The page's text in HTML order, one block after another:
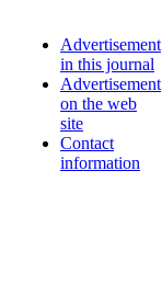
Advertisement
in this journal
Advertisement
on the web
site
Contact
information